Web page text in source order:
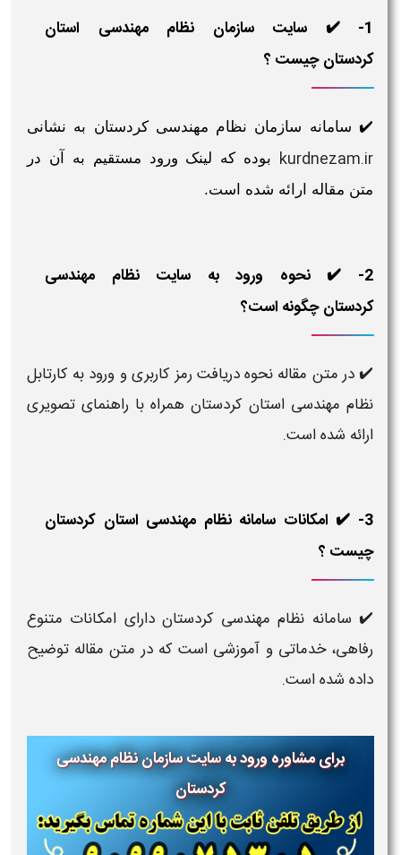
1- ✔️ سایت سازمان نظام مهندسی استان
کردستان چیست ؟
✔️ سامانه سازمان نظام مهندسی کردستان به نشانی
kurdnezam.ir بوده که لینک ورود مستقیم به آن در
متن مقاله ارائه شده است.
2- ✔️ نحوه ورود به سایت نظام مهندسی
کردستان چگونه است؟
✔️ در متن مقاله نحوه دریافت رمز کاربری و ورود به کارتابل
نظام مهندسی استان کردستان همراه با راهنمای تصویری
ارائه شده است.
3- ✔️ امکانات سامانه نظام مهندسی استان کردستان
چیست ؟
✔️ سامانه نظام مهندسی کردستان دارای امکانات متنوع
رفاهی، خدماتی و آموزشی است که در متن مقاله توضیح
داده شده است.
برای مشاوره ورود بهسایت سازمان نظام مهندسی
کردستان